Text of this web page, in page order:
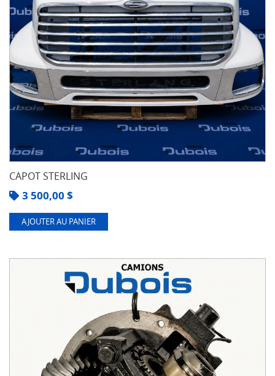
CAPOT STERLING
3 500,00 $
AJOUTER AU PANIER